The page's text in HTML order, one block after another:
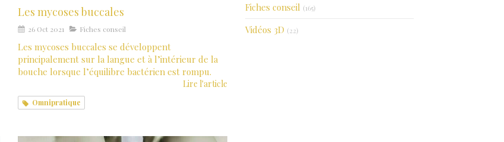
Les mycoses buccales
26 Oct 2021 Fiches conseil
Les mycoses buccales se développent
principalement sur la langue et à l’intérieur de la
bouche lorsque l’équilibre bactérien est rompu.
Lire l'article
Omnipratique
Fiches conseil (165)
Vidéos 3D (22)